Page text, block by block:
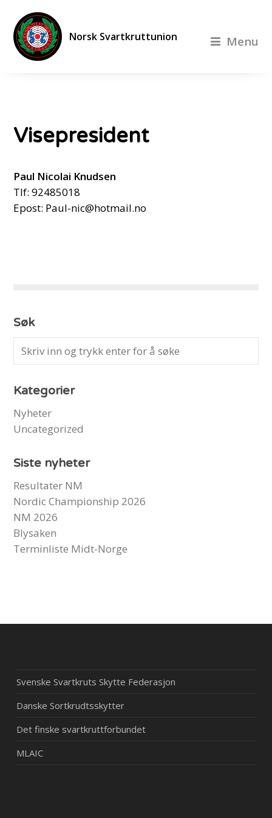
Norsk Svartkruttunion Menu
Visepresident
Paul Nicolai Knudsen
Tlf: 92485018
Epost: Paul-nic@hotmail.no
Søk
Kategorier
Nyheter
Uncategorized
Siste nyheter
Resultater NM
Nordic Championship 2026
NM 2026
Blysaken
Terminliste Midt-Norge
Svenske Svartkruts Skytte Federasjon
Danske Sortkrudtsskytter
Det finske svartkruttforbundet
MLAIC